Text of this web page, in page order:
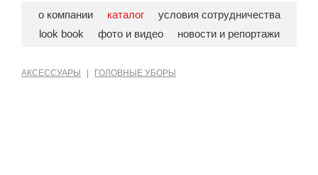
о компании каталог
условия сотрудничества
look book
фото и видео новости и репортажи
АКСЕССУАРЫ ГОЛОВНЫЕ УБОРЫ